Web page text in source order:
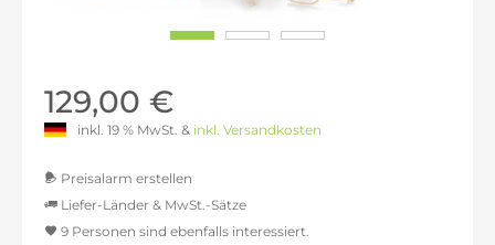
129,00 €
inkl. 19 % MwSt. & inkl. Versandkosten
Preisalarm erstellen
Liefer-Länder & MwSt.-Sätze
9 Personen sind ebenfalls interessiert.